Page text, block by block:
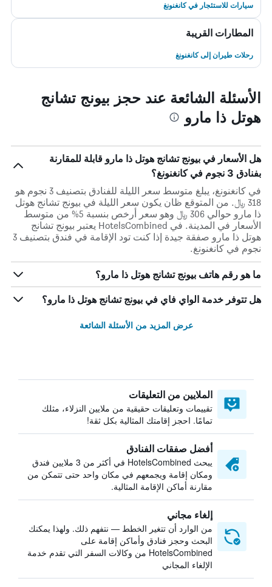
سيارات للاستئجار في كانغنونغ
المطارات القريبة
رحلات طيران إلى كانغنونغ
الأسئلة الشائعة عند حجز بيونج تشانج
هوتل ذا مارو
هل الأسعار في بيونج تشانج هوتل ذا مارو قابلة للمقارنة
بفنادق 3 نجوم في كانغنونغ؟
في كانغنونغ، يبلغ متوسط ​​سعر الليلة للفنادق بتصنيف 3 نجوم هو
318 ﷼. من المتوقع ظان يكون سعر الليلة في بيونج تشانج هوتل
ذا مارو حوالي 306 ﷼ وهو سعر أرخص بنسبة 5% من متوسط
الأسعار في المدينة. في HotelsCombined يعتبر بيونج تشانج
هوتل ذا مارو صفقة جيدة إذا كنت تود الإقامة في فندق بتصنيف 3
نجوم في كانغنونغ.
ما هو رقم هاتف بيونج تشانج هوتل ذا مارو؟
هل تتوفر خدمة الواي فاي في بيونج تشانج هوتل ذا مارو؟
عرض المزيد من الأسئلة الشائعة
الملايين من التعليقات
تقييمات وتعليقات حقيقية من ملايين النزلاء، مثلك
تمامًا. احجز إقامتك المثالية بكل ثقة!
أفضل صفقات الفنادق
يبحث HotelsCombined في أكثر من 3 ملايين فندق
ومكان إقامة ويجمعهم في مكان واحد حتى تتمكن من
مقارنة أماكن الإقامة المثالية.
إلغاء مجاني
من الوارد أن تتغير الخطط — نتفهم ذلك. ولهذا يمكنك
البحث وحجز فنادق وأماكن إقامة على
HotelsCombined من وكالات السفر التي تقدم خدمة
الإلغاء المجاني